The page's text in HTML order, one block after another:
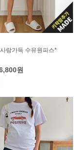
랑가득 수유원피스*
원